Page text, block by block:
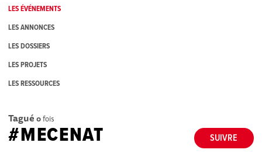
LES ÉVÉNEMENTS
LES ANNONCES
LES DOSSIERS
LES PROJETS
LES RESSOURCES
Tagué 0fois
SUIVRE
#MECENAT